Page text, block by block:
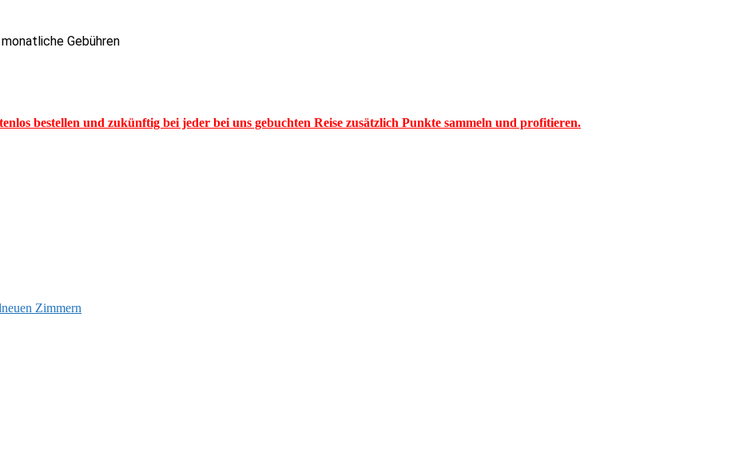
Gebühren
bestellen und zukünftig bei jeder bei uns gebuchten Reise zusätzlich Punkte sammeln und profitieren.
Zimmern